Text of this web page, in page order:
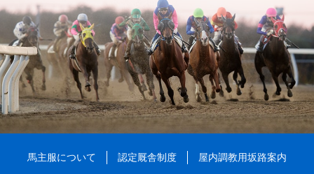
2008年01月
2007年02月
2007年01月
2006年03月
2006年02月
2006年01月
2005年04月
2005年03月
2005年02月
2005年01月
2004年06月
2004年05月
2004年04月
2004年03月
2004年02月
2004年01月
2003年07月
2003年06月
2003年05月
2003年04月
2003年01月
馬主服について 認定厩舎制度 屋内調教用坂路案内